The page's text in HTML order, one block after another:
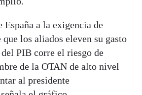
España a la exigencia de
los aliados eleven su gasto
PIB corre el riesgo de
de la OTAN de alto nivel
al presidente